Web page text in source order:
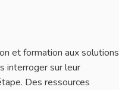
et formation aux solutions
interroger sur leur
Des ressources